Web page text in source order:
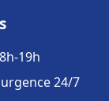
19h
24/7